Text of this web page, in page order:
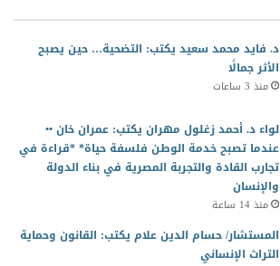
د. فايد محمد سعيد يكتب: التضحية… حين يصبح
الأثر جمالًا
منذ 3 ساعات
لواء د. أحمد زغلول مهران يكتب: عمران خان ••
عندما تصبح خدمة الوطن فلسفة حياة* *قراءة في
تجارب القادة والتجربة المصرية في بناء الدولة
والإنسان
منذ 14 ساعة
المستشار/ حسام الدين علام يكتب: القانون وحماية
التراث الإنساني